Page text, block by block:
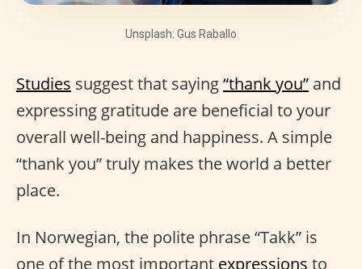
Unsplash: Gus Raballo
Studies suggest that saying“thank you” and
expressing gratitude are beneficial to your
overall well-being and happiness. A simple
“thank you” truly makes the world a better
place.
In Norwegian, the polite phrase “Takk” is
one of the most important expressions to